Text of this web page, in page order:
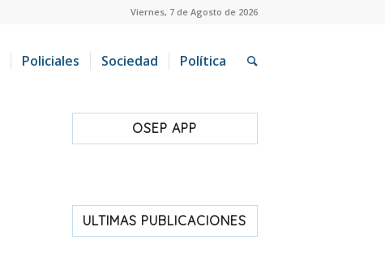
Viernes, 7 de Agosto de 2026
Policiales Sociedad Política
OSEP APP
ULTIMAS PUBLICACIONES